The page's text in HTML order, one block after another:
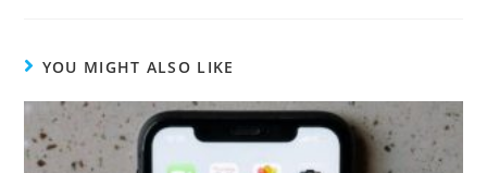
YOU MIGHT ALSO LIKE